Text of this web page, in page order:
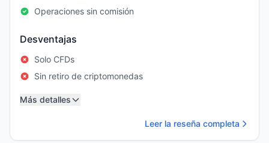
Operaciones sin comisión
Desventajas
Solo CFDs
Sin retiro de criptomonedas
Más detalles
Leer la reseña completa